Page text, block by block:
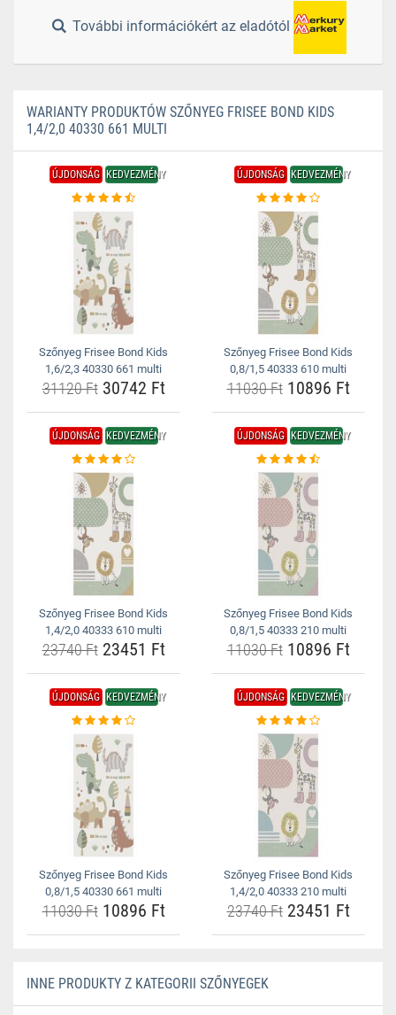
További információkért az eladótól
WARIANTY PRODUKTÓW SZŐNYEG FRISEE BOND KIDS
1,4/2,0 40330 661 MULTI
ÚJDONSÁG KEDVEZMÉNY
Szőnyeg Frisee Bond Kids
1,6/2,3 40330 661 multi
31120 Ft30742 Ft
ÚJDONSÁG KEDVEZMÉNY
Szőnyeg Frisee Bond Kids
0,8/1,5 40333 610 multi
11030 Ft10896 Ft
ÚJDONSÁG KEDVEZMÉNY
Szőnyeg Frisee Bond Kids
1,4/2,0 40333 610 multi
23740 Ft23451 Ft
ÚJDONSÁG KEDVEZMÉNY
Szőnyeg Frisee Bond Kids
0,8/1,5 40333 210 multi
11030 Ft10896 Ft
ÚJDONSÁG KEDVEZMÉNY
Szőnyeg Frisee Bond Kids
0,8/1,5 40330 661 multi
11030 Ft10896 Ft
ÚJDONSÁG KEDVEZMÉNY
Szőnyeg Frisee Bond Kids
1,4/2,0 40333 210 multi
23740 Ft23451 Ft
INNE PRODUKTY Z KATEGORII SZŐNYEGEK